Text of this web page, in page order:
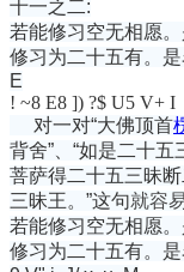
十一之二:
若能修习空无相愿
修习为二十五有。是
E
! ~8 E8 ]) ?$ U5 V+ I
对一对“大佛顶首
背舍”、“如是二十五
菩萨得二十五三昧
三昧王。”这句就容
若能修习空无相愿
修习为二十五有。是